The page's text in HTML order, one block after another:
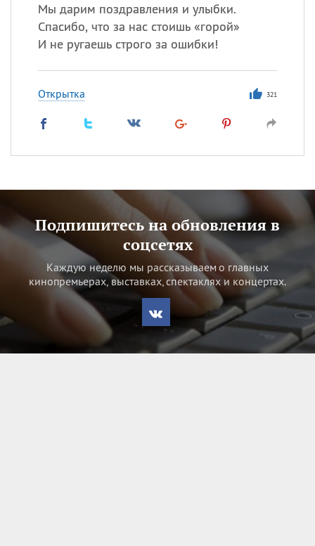
Мы дарим поздравления и улыбки.
Спасибо, что за нас стоишь «горой»
И не ругаешь строго за ошибки!
Открытка 321
Подпишитесь на обновления в
соцсетях
Каждую неделю мы рассказываем о главных
кинопремьерах, выставках, спектаклях и концертах.